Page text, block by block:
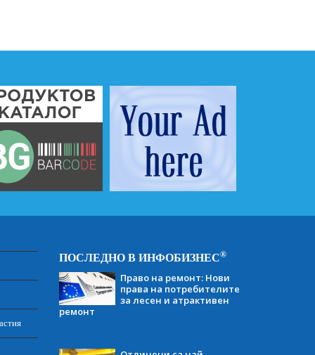
ПОСЛЕДНО В ИНФОБИЗНЕС®
Право на ремонт: Нови
права на потребителите
за лесен и атрактивен
ремонт